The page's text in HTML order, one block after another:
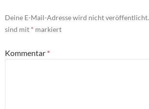
Deine E-Mail-Adresse wird nicht veröffentlicht.
sind mit * markiert
Kommentar *